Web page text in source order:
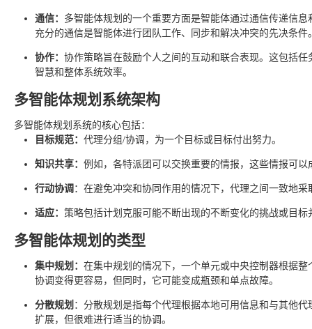
通信： 多智能体规划的一个重要方面是智能体通过通信传递信
充分的通信是智能体进行团队工作、同步和解决冲突的先决条件
协作： 协作策略旨在鼓励个人之间的互动和联合表现。这包括
智慧和整体系统效率。
多智能体规划系统架构
多智能体规划系统的核心包括：
目标规范： 代理分组/协调，为一个目标或目标付出努力。
知识共享： 例如，各特派团可以交换重要的情报，这些情报可
行动协调 ：在避免冲突和协同作用的情况下，代理之间一致地采
适应： 策略包括计划克服可能不断出现的不断变化的挑战或目标
多智能体规划的类型
集中规划： 在集中规划的情况下，一个单元或中央控制器根据
协调变得更容易，但同时，它可能变成瓶颈和单点故障。
分散规划 ：分散规划是指每个代理根据本地可用信息和与其他
扩展，但很难进行适当的协调。